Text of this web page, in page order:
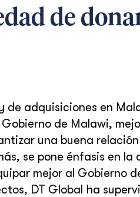
de
de adquisiciones en
de Malawi,
una buena
se pone énfasis en
mejor al Gobierno
DT Global ha